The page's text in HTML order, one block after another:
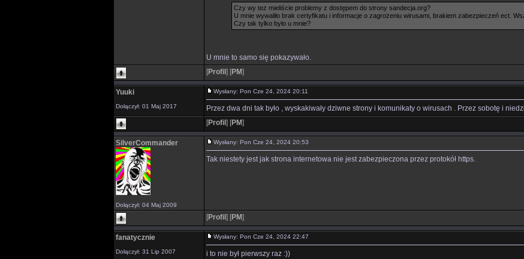
Czy wy tez mieliście problemy z dostępem do strony sandecja.org?
U mnie wywaliło brak certyfikatu i informacje o zagrożeniu wirusami, brakiem zabezpieczeń ect.
Czy tak tylko było u mnie?
U mnie to samo się pokazywało.
[Profil ] [PM]
Yuuki
Dołączył: 01 Maj 2017
Wysłany: Pon Cze 24, 2024 20:11
Przez dwa dni tak było , wyskakiwały dziwne strony i komunikaty o wirusach . Przez sobotę i
[Profil ] [PM]
SilverCommander
Dołączył: 04 Maj 2009
Wysłany: Pon Cze 24, 2024 20:53
Tak niestety jest jak strona internetowa nie jest zabezpieczona przez protokół https.
[Profil ] [PM]
fanatycznie
Dołączył: 31 Lip 2007
Wysłany: Pon Cze 24, 2024 22:47
i to nie był pierwszy raz :))